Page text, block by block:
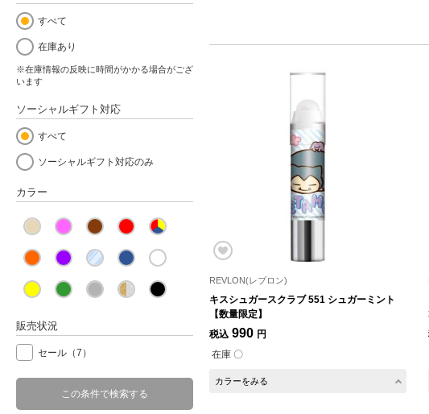
すべて
在庫あり
※在庫情報の反映に時間がかかる場合がござ
います
ソーシャルギフト対応
すべて
ソーシャルギフト対応のみ
カラー
販売状況
セール （7）
この条件で検索する
REVLON(レブロン)
キスシュガースクラブ 551 シュガーミント
【数量限定】
税込 990 円
在庫 〇
カラーをみる